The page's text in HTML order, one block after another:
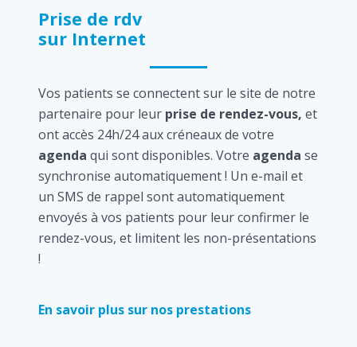
Prise de rdv
sur Internet
Vos patients se connectent sur le site de notre
partenaire pour leur prise de rendez-vous, et
ont accès 24h/24 aux créneaux de votre
agenda qui sont disponibles. Votre agenda se
synchronise automatiquement ! Un e-mail et
un SMS de rappel sont automatiquement
envoyés à vos patients pour leur confirmer le
rendez-vous, et limitent les non-présentations
!
En savoir plus sur nos prestations